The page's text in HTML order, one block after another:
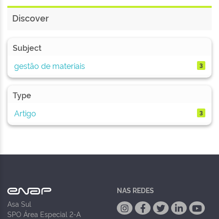
Discover
Subject
gestão de materiais
3
Type
Artigo
3
Asa Sul
SPO Área Especial 2-A
NAS REDES